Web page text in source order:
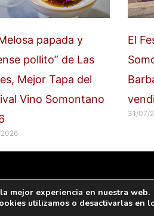
papada y
pollito” de Las
Mejor Tapa del
Vino Somontano
El
31/07/
mejor experiencia en nuestra web.
utilizamos o desactivarlas en